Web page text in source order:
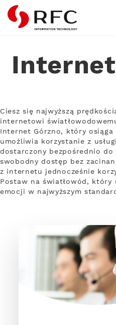
RFC
Ciesz się najwyższą
internetowi
Internet Górzno, który osiąga
umożliwia korzystanie z
dostarczony bezpośrednio
swobodny dostęp bez
z internetu jednocześnie
Postaw na światłowód, który
emocji w najwyższym